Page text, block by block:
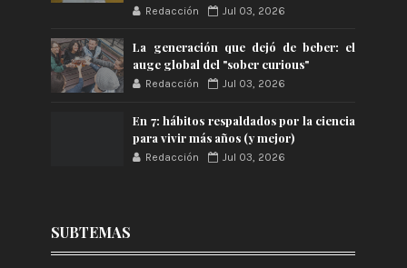
Redacción Jul 03, 2026
La generación que dejó de beber: el
auge global del "sober curious"
Redacción Jul 03, 2026
En 7: hábitos respaldados por la ciencia
para vivir más años (y mejor)
Redacción Jul 03, 2026
SUBTEMAS